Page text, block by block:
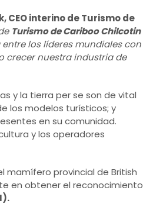
CEO interino de Turismo de
Turismo de Cariboo Chilcotin
los líderes mundiales con
crecer nuestra industria de
y la tierra per se son de vital
los modelos turísticos; y
en su comunidad.
y los operadores
mamífero provincial de British
en obtener el reconocimiento